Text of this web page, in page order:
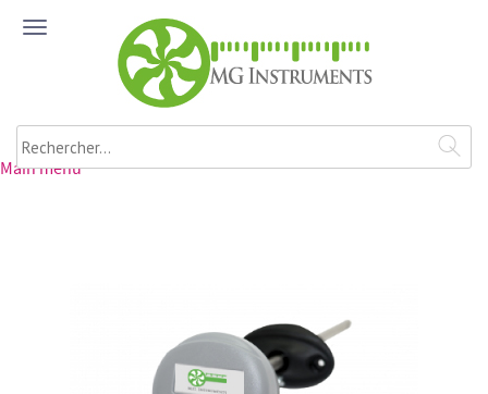
Aller au contenu principal
Main menu
Rechercher